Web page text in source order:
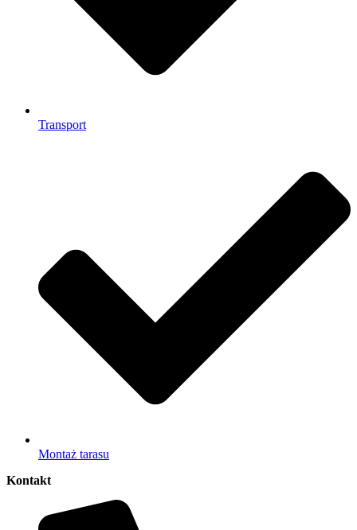
Transport
Montaż tarasu
Kontakt